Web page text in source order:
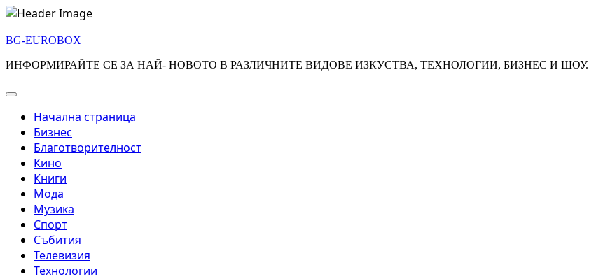
Skip
content
BG-EUROBOX
ИНФОРМИРАЙТЕ СЕ ЗА НАЙ- НОВОТО В РАЗЛИЧНИТЕ ВИДОВЕ ИЗКУСТВА, ТЕХНОЛОГИИ, БИЗНЕС И ШОУ.
Начална страница
Бизнес
Благотворителност
Кино
Книги
Мода
Музика
Спорт
Събития
Телевизия
Технологии